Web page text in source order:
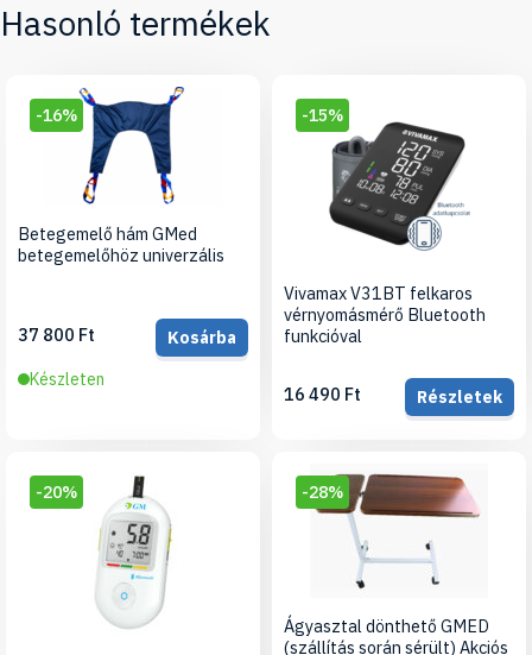
Hasonló termékek
-16%
Betegemelő hám GMed
betegemelőhöz univerzális
37 800 Ft
Kosárba
Készleten
-15%
Vivamax V31BT felkaros
vérnyomásmérő Bluetooth
funkcióval
16 490 Ft Részletek
-20% -28%
Ágyasztal dönthető GMED
(szállítás során sérült) Akciós